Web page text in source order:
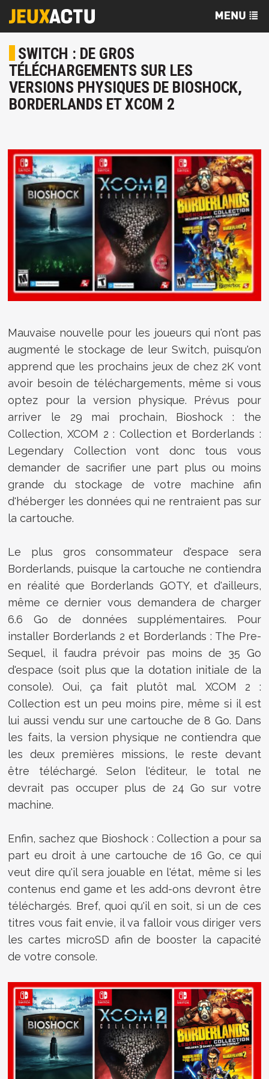
SWITCH : DE GROS
TÉLÉCHARGEMENTS SUR LES
VERSIONS PHYSIQUES DE BIOSHOCK,
BORDERLANDS ET XCOM 2
Mauvaise nouvelle pour les joueurs qui n'ont pas
augmenté le stockage de leur Switch, puisqu'on
apprend que les prochains jeux de chez 2K vont
avoir besoin de téléchargements, même si vous
optez pour la version physique. Prévus pour
arriver le 29 mai prochain, Bioshock : the
Collection, XCOM 2 : Collection et Borderlands :
Legendary Collection vont donc tous vous
demander de sacrifier une part plus ou moins
grande du stockage de votre machine afin
d'héberger les données qui ne rentraient pas sur
la cartouche.
Le plus gros consommateur d'espace sera
Borderlands, puisque la cartouche ne contiendra
en réalité que Borderlands GOTY, et d'ailleurs,
même ce dernier vous demandera de charger
6.6 Go de données supplémentaires. Pour
installer Borderlands 2 et Borderlands : The Pre-
Sequel, il faudra prévoir pas moins de 35 Go
d'espace (soit plus que la dotation initiale de la
console). Oui, ça fait plutôt mal. XCOM 2 :
Collection est un peu moins pire, même si il est
lui aussi vendu sur une cartouche de 8 Go. Dans
les faits, la version physique ne contiendra que
les deux premières missions, le reste devant
être téléchargé. Selon l'éditeur, le total ne
devrait pas occuper plus de 24 Go sur votre
machine.
Enfin, sachez que Bioshock : Collection a pour sa
part eu droit à une cartouche de 16 Go, ce qui
veut dire qu'il sera jouable en l'état, même si les
contenus end game et les add-ons devront être
téléchargés. Bref, quoi qu'il en soit, si un de ces
titres vous fait envie, il va falloir vous diriger vers
les cartes microSD afin de booster la capacité
de votre console.